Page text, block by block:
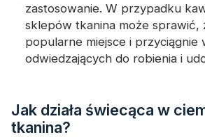
zastosowanie. W przypadku
sklepów tkanina może sprawić,
popularne miejsce i przyciągnie
odwiedzających do robienia i
Jak działa świecąca w
tkanina?